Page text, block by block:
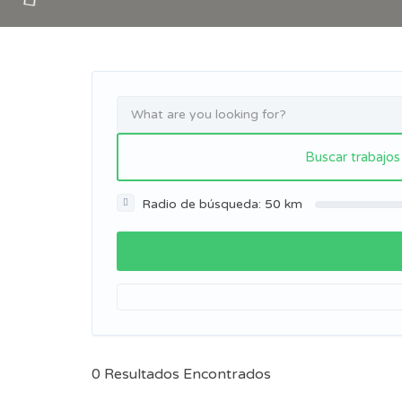
Radio de búsqueda: 50 km
0 Resultados Encontrados